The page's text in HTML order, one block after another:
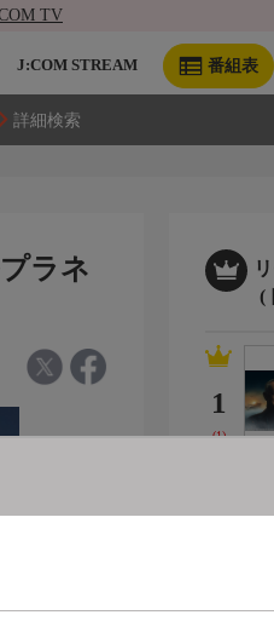
TV
番組表
J:COM STREAM
詳細検索
ラネ
(
1
(1)